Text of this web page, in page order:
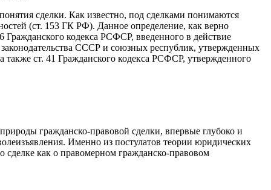
сделки. Как известно, под сделками понимаются
(ст. 153 ГК РФ). Данное определение, как верно
Гражданского кодекса РСФСР, введенного в действие
СССР и союзных республик, утвержденных
ст. 41 Гражданского кодекса РСФСР, утвержденного
гражданско-правовой сделки, впервые глубоко и
Именно из постулатов теории юридических
сделке как о правомерном гражданско-правовом